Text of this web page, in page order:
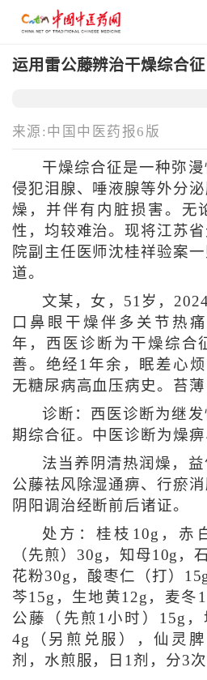
运用雷公藤辨治干燥综合征
来源:中国中医药报6版
干燥综合征是一种弥
侵犯泪腺、唾液腺等外分
燥，并伴有内脏损害。无
性，均较难治。现将江苏
院副主任医师沈桂祥验案
道。
文某，女，51岁，
口鼻眼干燥伴多关节热
年，西医诊断为干燥综合
善。绝经1年余，眠差心
无糖尿病高血压病史。苔薄
诊断：西医诊断为继
期综合征。中医诊断为燥痹
法当养阴清热润燥，
公藤祛风除湿通痹、行瘀
阴阳调治经断前后诸证。
处方：桂枝10g，赤
（先煎）30g，知母10g，
花粉30g，酸枣仁（打）
芩15g，生地黄12g，麦冬
公藤（先煎1小时）15g
4g（另煎兑服），仙灵
剂，水煎服，日1剂，分3次